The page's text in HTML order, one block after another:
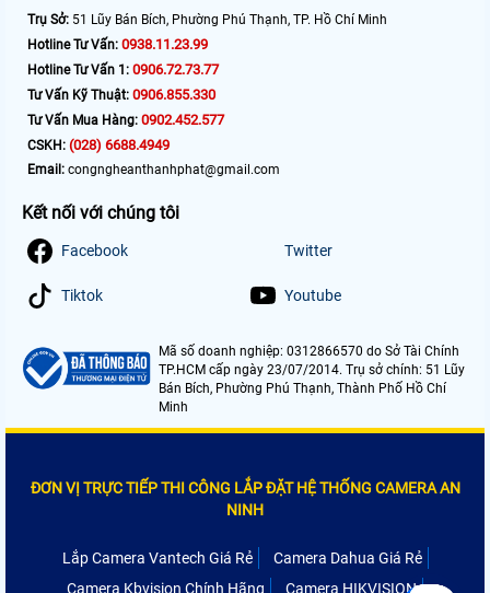
Trụ Sở: 51 Lũy Bán Bích, Phường Phú Thạnh, TP. Hồ Chí Minh
Hotline Tư Vấn: 0938.11.23.99
Hotline Tư Vấn 1: 0906.72.73.77
Tư Vấn Kỹ Thuật: 0906.855.330
Tư Vấn Mua Hàng: 0902.452.577
CSKH: (028) 6688.4949
Email: congngheanthanhphat@gmail.com
Kết nối với chúng tôi
Facebook Twitter
Tiktok Youtube
Mã số doanh nghiệp: 0312866570 do Sở Tài Chính
TP.HCM cấp ngày 23/07/2014. Trụ sở chính: 51 Lũy
Bán Bích, Phường Phú Thạnh, Thành Phố Hồ Chí
Minh
ĐƠN VỊ TRỰC TIẾP THI CÔNG LẮP ĐẶT HỆ THỐNG CAMERA AN
NINH
Lắp Camera Vantech Giá Rẻ
Camera Dahua Giá Rẻ
Camera Kbvision Chính Hãng
Camera HIKVISION